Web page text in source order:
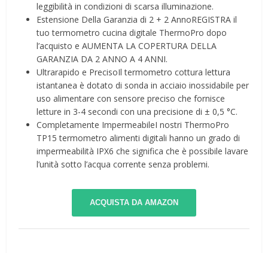
leggibilità in condizioni di scarsa illuminazione.
Estensione Della Garanzia di 2 + 2 AnnoREGISTRA il
tuo termometro cucina digitale ThermoPro dopo
l’acquisto e AUMENTA LA COPERTURA DELLA
GARANZIA DA 2 ANNO A 4 ANNI.
Ultrarapido e PrecisoIl termometro cottura lettura
istantanea è dotato di sonda in acciaio inossidabile per
uso alimentare con sensore preciso che fornisce
letture in 3-4 secondi con una precisione di ± 0,5 °C.
Completamente ImpermeabileI nostri ThermoPro
TP15 termometro alimenti digitali hanno un grado di
impermeabilità IPX6 che significa che è possibile lavare
l’unità sotto l’acqua corrente senza problemi.
ACQUISTA DA AMAZON